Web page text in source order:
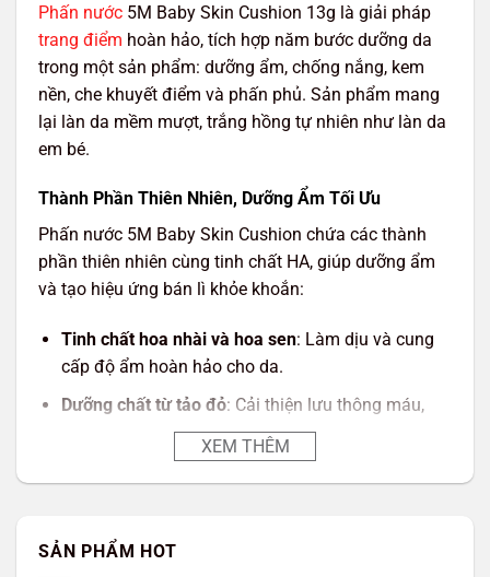
Phấn nước 5M Baby Skin Cushion 13g là giải pháp
trang điểm hoàn hảo, tích hợp năm bước dưỡng da
trong một sản phẩm: dưỡng ẩm, chống nắng, kem
nền, che khuyết điểm và phấn phủ. Sản phẩm mang
lại làn da mềm mượt, trắng hồng tự nhiên như làn da
em bé.
Thành Phần Thiên Nhiên, Dưỡng Ẩm Tối Ưu
Phấn nước 5M Baby Skin Cushion chứa các thành
phần thiên nhiên cùng tinh chất HA, giúp dưỡng ẩm
và tạo hiệu ứng bán lì khỏe khoắn:
Tinh chất hoa nhài và hoa sen: Làm dịu và cung
cấp độ ẩm hoàn hảo cho da.
Dưỡng chất từ tảo đỏ: Cải thiện lưu thông máu,
ngăn ngừa lão hóa và thải độc.
Lớp Nền Mỏng Mịn, Che Phủ Hoàn Hảo
XEM THÊM
SẢN PHẨM HOT